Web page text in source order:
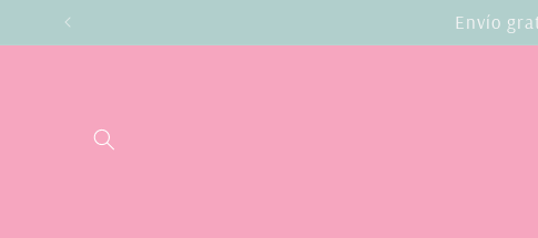
directamente
al contenido
Envío